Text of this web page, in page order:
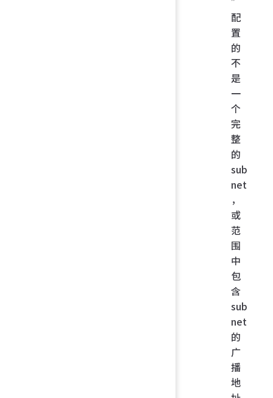
配
置
的
不
是
一
个
完
整
的
sub
net
，
或
范
围
中
包
含
sub
net
的
广
播
地